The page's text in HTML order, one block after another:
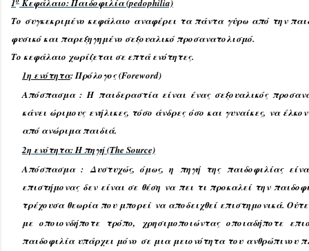
1 Κεφάλαιο: Παιδοφιλία (pedophilia)
Το συγκεκριμένο κεφάλαιο αναφέρει τα πάντα γύρω από την
φυσικό και παρεξηγημένο σεξουαλικό προσανατολισμό.
Το κεφάλαιο χωρίζεται σε επτά ενότητες.
1η ενότητα: Πρόλογος (Foreword)
Απόσπασμα : Η παιδεραστία είναι ένας σεξουαλικός
κάνει ώριμους ενήλικες, τόσο άνδρες όσο και γυναίκες, να
από ανώριμα παιδιά.
2η ενότητα: Η πηγή (The Source)
Απόσπασμα : Δυστυχώς, όμως, η πηγή της παιδοφιλίας
επιστήμονας δεν είναι σε θέση να πει τι προκαλεί την
τρέχουσα θεωρία που μπορεί να αποδειχθεί επιστημονικά.
με οποιονδήποτε τρόπο, χρησιμοποιώντας οποιαδήποτε
παιδοφιλία υπάρχει μόνο σε μια μειονότητα του ανθρώπινου